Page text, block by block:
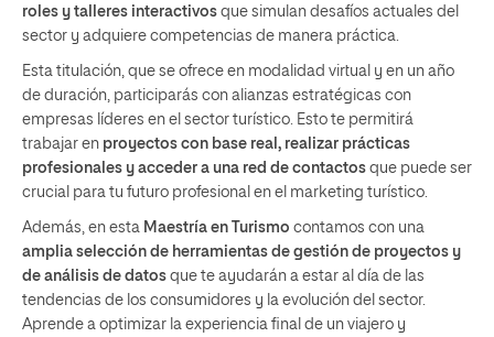
roles y talleres interactivos que simulan desafíos actuales del
sector y adquiere competencias de manera práctica.
Esta titulación, que se ofrece en modalidad virtual y en un año
de duración, participarás con alianzas estratégicas con
empresas líderes en el sector turístico. Esto te permitirá
trabajar en proyectos con base real, realizar prácticas
profesionales y acceder a una red de contactos que puede ser
crucial para tu futuro profesional en el marketing turístico.
Además, en esta Maestría en Turismo contamos con una
amplia selección de herramientas de gestión de proyectos y
de análisis de datos que te ayudarán a estar al día de las
tendencias de los consumidores y la evolución del sector.
Aprende a optimizar la experiencia final de un viajero y